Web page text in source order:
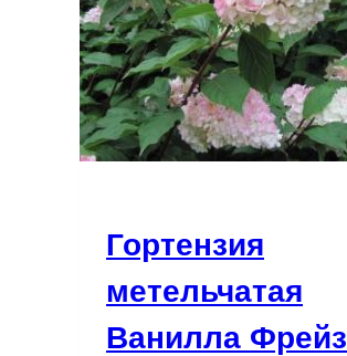
Гортензия
метельчатая
Ванилла Фрейз